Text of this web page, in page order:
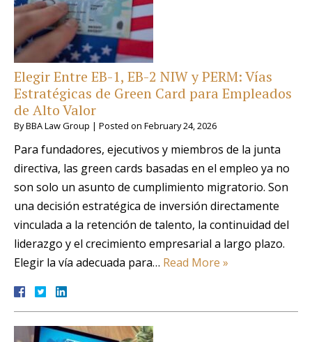
Elegir Entre EB-1, EB-2 NIW y PERM: Vías
Estratégicas de Green Card para Empleados
de Alto Valor
ByBBA Law Group | Posted on February 24, 2026
Para fundadores, ejecutivos y miembros de la junta
directiva, las green cards basadas en el empleo ya no
son solo un asunto de cumplimiento migratorio. Son
una decisión estratégica de inversión directamente
vinculada a la retención de talento, la continuidad del
liderazgo y el crecimiento empresarial a largo plazo.
Elegir la vía adecuada para… Read More »